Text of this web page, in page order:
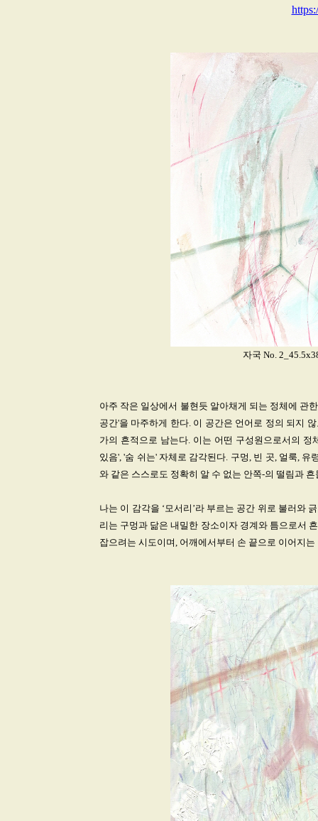
자국 No.
아주 작은 일상에서 불현듯 알아채게 되는 정체에 관
공간'을 마주하게 한다. 이 공간은 언어로 정의 되지
가의 흔적으로 남는다. 이는 어떤 구성원으로서의
있음', '숨 쉬는' 자체로 감각된다. 구멍, 빈 곳, 얼룩,
와 같은 스스로도 정확히 알 수 없는 안쪽-의 떨림과
나는 이 감각을 ‘모서리’라 부르는 공간 위로 불러와
리는 구멍과 닮은 내밀한 장소이자 경계와 틈으로서
잡으려는 시도이며, 어깨에서부터 손 끝으로 이어지